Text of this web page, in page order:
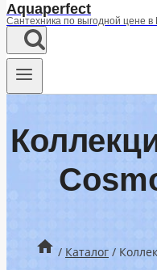
Aquaperfect
Сантехника по выгодной цене
/ Каталог /